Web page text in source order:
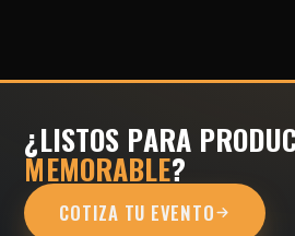
¿LISTOS PARA
MEMORABLE?
COTIZA TU EVENTO